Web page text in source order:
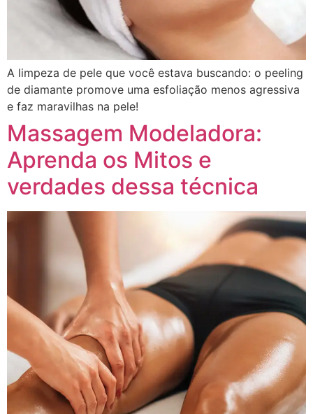
A limpeza de pele que você estava buscando: o peeling
de diamante promove uma esfoliação menos agressiva
e faz maravilhas na pele!
Massagem Modeladora:
Aprenda os Mitos e
verdades dessa técnica